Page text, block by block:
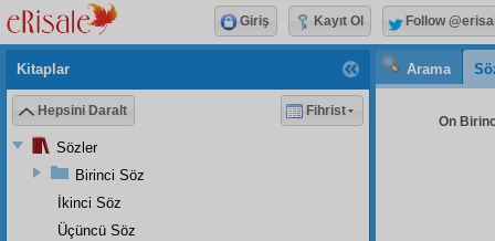
Arama
On
Kitaplar
Hepsini Daralt Fihrist
Sözler
Birinci Söz
İkinci Söz
Üçüncü Söz
Giriş Kayıt Ol Follow